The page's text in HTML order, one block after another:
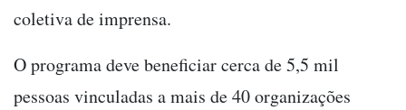
coletiva de imprensa.
O programa deve beneficiar cerca de 5,5 mil
pessoas vinculadas a mais de 40 organizações